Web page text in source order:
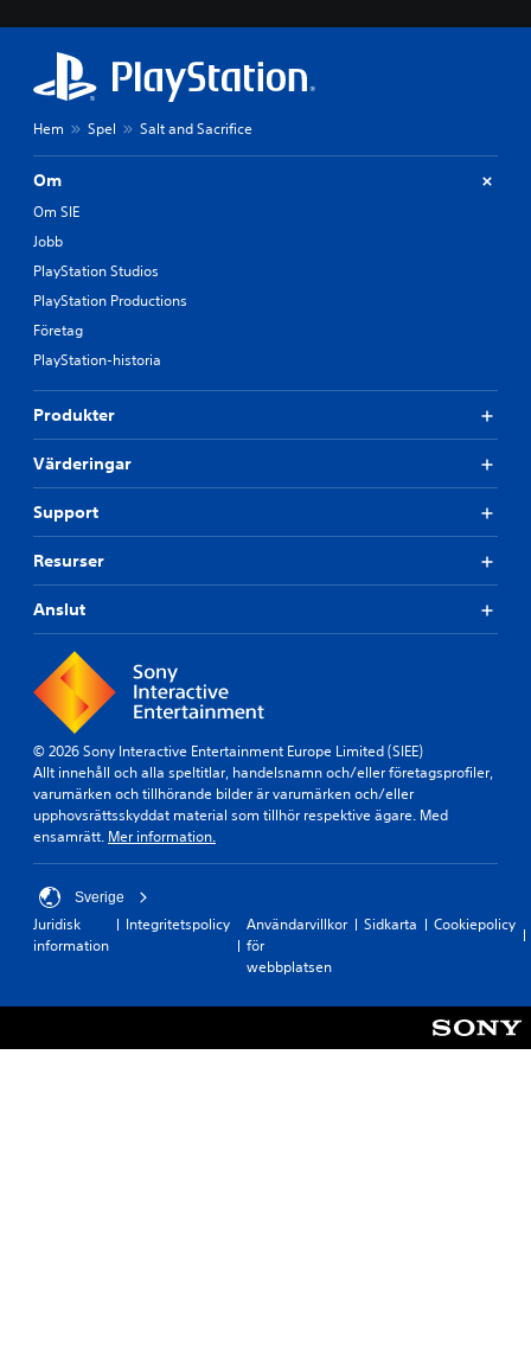
Hem Spel Salt and Sacrifice
Om
Om SIE
Jobb
PlayStation Studios
PlayStation Productions
Företag
PlayStation-historia
Produkter
Värderingar
Support
Resurser
Anslut
© 2026 Sony Interactive Entertainment Europe Limited (SIEE)
Allt innehåll och alla speltitlar, handelsnamn och/eller företagsprofiler,
varumärken och tillhörande bilder är varumärken och/eller
upphovsrättsskyddat material som tillhör respektive ägare. Med
ensamrätt. Mer information.
Sverige
Juridisk
information
Integritetspolicy
Användarvillkor
för
webbplatsen
Sidkarta Cookiepolicy